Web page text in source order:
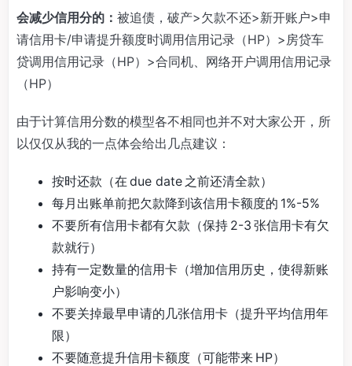
会减少信用分的： 被追债，破产>欠款不还>新开账户>申
请信用卡/申请提升额度时调用信用记录（HP）>房贷车
贷调用信用记录（HP）>合同机、网络开户调用信用记录
（HP）
由于计算信用分数的模型各不相同也并不对大家公开，所
以仅仅从我的一点体会给出几点建议：
按时还款（在 due date 之前还清全款）
每月出账单前把欠款降到该信用卡额度的 1%-5%
不要所有信用卡都有欠款（保持 2-3 张信用卡有欠
款就行）
持有一定数量的信用卡（增加信用历史，使得新账
户影响变小）
不要关掉最早申请的几张信用卡（提升平均信用年
限）
不要随意提升信用卡额度（可能带来 HP）